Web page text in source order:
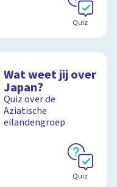
Quiz
Wat weet jij over
Japan?
Quiz over de
Aziatische
eilandengroep
Quiz